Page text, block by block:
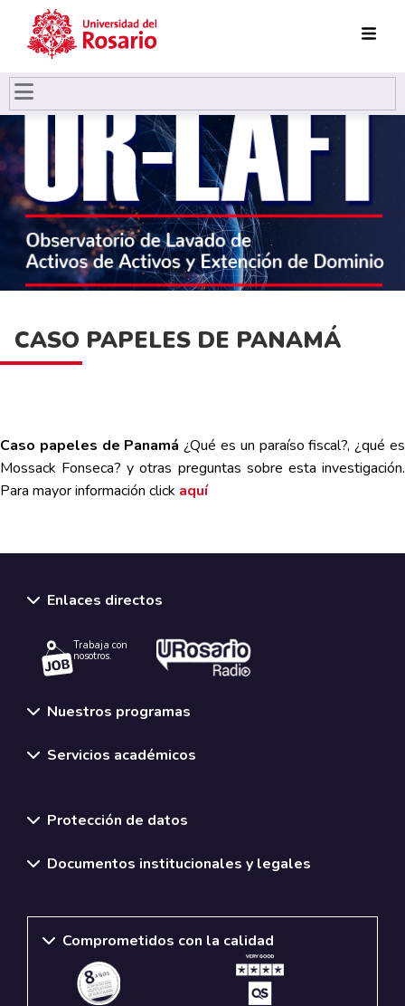
Pasar al contenido principal
CASO PAPELES DE PANAMÁ
Caso papeles de Panamá¿Qué es un paraíso fiscal?, ¿qué es
Mossack Fonseca? y otras preguntas sobre esta investigación.
Para mayor información click aquí
Enlaces directos
Trabaja con
nosotros.
Nuestros programas
Servicios académicos
Protección de datos
Documentos institucionales y legales
Comprometidos con la calidad